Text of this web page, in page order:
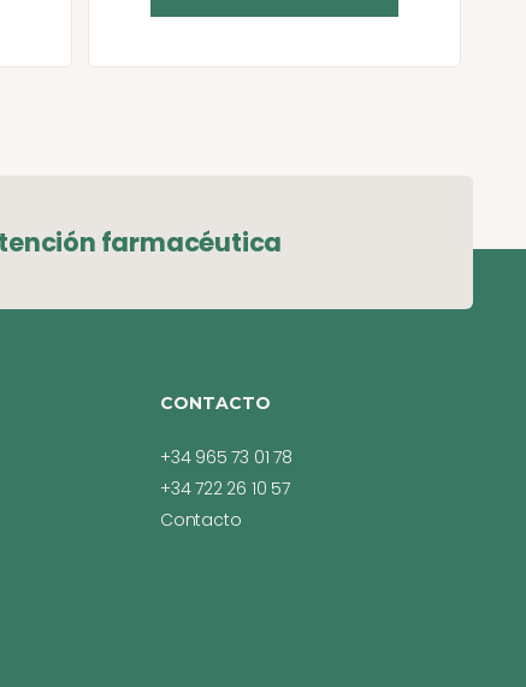
farmacéutica
CONTACTO
+34 965 73 01 78
+34 722 26 10 57
Contacto